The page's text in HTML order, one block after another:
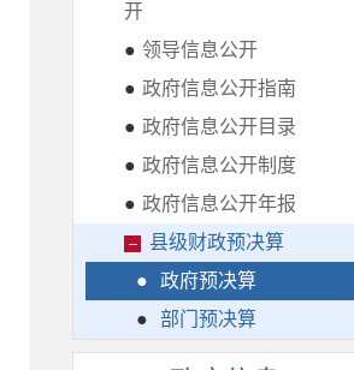
开
● 领导信息公开
● 政府信息公开指南
● 政府信息公开目录
● 政府信息公开制度
● 政府信息公开年报
县级财政预决算
●
政府预决算
●
部门预决算